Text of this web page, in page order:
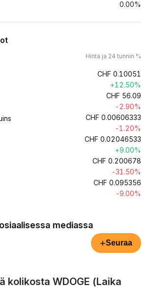
0.00%
Hinta ja 24 tunnin %
CHF 0.10051
+12.50%
CHF 56.09
-2.90%
CHF 0.00606333
-1.20%
CHF 0.02046533
+9.00%
CHF 0.200678
-31.50%
CHF 0.095356
-9.00%
mediassa
+Seuraa
kolikosta WDOGE (Laika